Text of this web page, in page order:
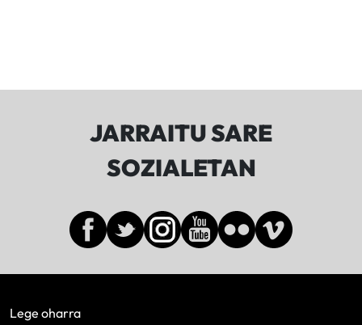
JARRAITU SARE
SOZIALETAN
Lege oharra